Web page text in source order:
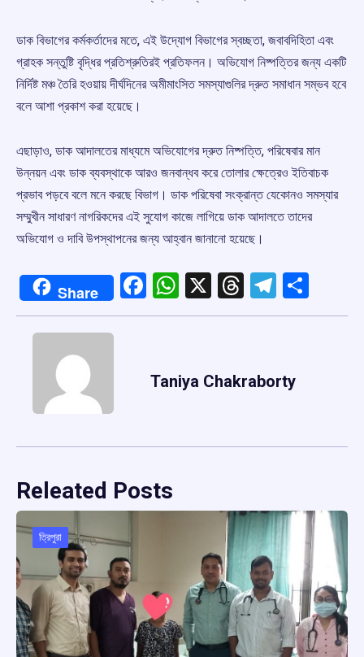
ডাক বিভাগের কর্মকর্তাদের মতে, এই উদ্যোগ বিভাগের স্বচ্ছতা, জবাবদিহিতা এবং
গ্রাহক সন্তুষ্টি বৃদ্ধির প্রতিশ্রুতিরই প্রতিফলন। অভিযোগ নিষ্পত্তির জন্য একটি
নির্দিষ্ট মঞ্চ তৈরি হওয়ায় দীর্ঘদিনের অমীমাংসিত সমস্যাগুলির দ্রুত সমাধান সম্ভব হবে
বলে আশা প্রকাশ করা হয়েছে।
এছাড়াও, ডাক আদালতের মাধ্যমে অভিযোগের দ্রুত নিষ্পত্তি, পরিষেবার মান
উন্নয়ন এবং ডাক ব্যবস্থাকে আরও জনবান্ধব করে তোলার ক্ষেত্রেও ইতিবাচক
প্রভাব পড়বে বলে মনে করছে বিভাগ। ডাক পরিষেবা সংক্রান্ত যেকোনও সমস্যার
সম্মুখীন সাধারণ নাগরিকদের এই সুযোগ কাজে লাগিয়ে ডাক আদালতে তাদের
অভিযোগ ও দাবি উপস্থাপনের জন্য আহ্বান জানানো হয়েছে।
Share Facebook
WhatsApp
X Threads
Taniya Chakraborty
Releated Posts
ত্রিপুরা